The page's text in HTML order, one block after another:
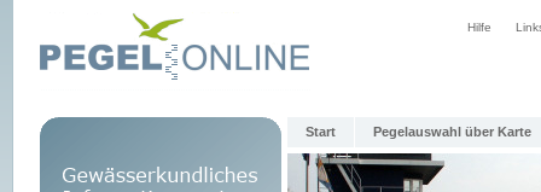
Hilfe
Start Pegelauswahl über Karte